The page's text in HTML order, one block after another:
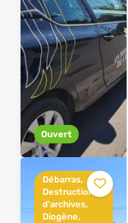
Ouvert
Débarras,
Destruction
d'archives,
Diogène,